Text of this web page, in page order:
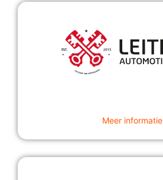
Meer informatie